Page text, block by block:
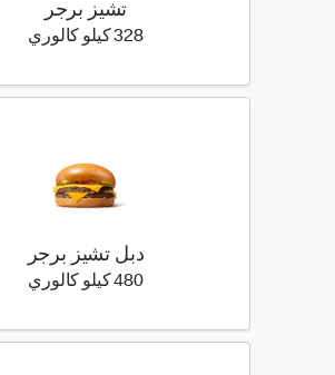
تشيز برجر
328 كيلو كالوري 328 كيلو سعرة حرارية
دبل تشيز برجر
480 كيلو كالوري 480 كيلو سعرة حرارية